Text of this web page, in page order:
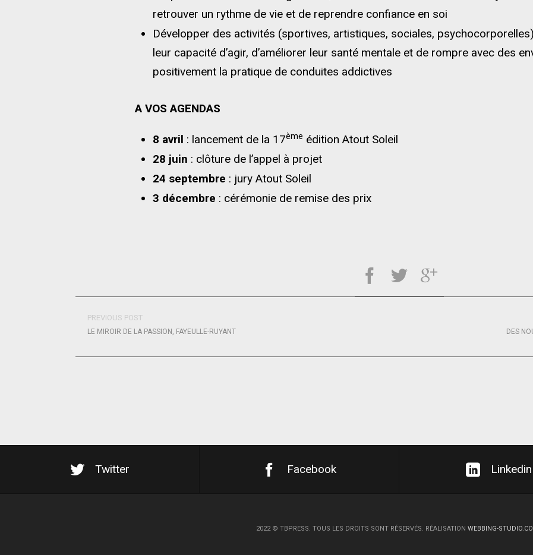
retrouver un rythme de vie et de reprendre confiance en soi
Développer des activités (sportives, artistiques, sociales,
leur capacité d’agir, d’améliorer leur santé mentale et de rompre avec des
positivement la pratique de conduites addictives
A VOS AGENDAS
8 avril : lancement de la 17ème édition Atout Soleil
28 juin : clôture de l’appel à projet
24 septembre : jury Atout Soleil
3 décembre : cérémonie de remise des prix
PREVIOUS POST
LE MIROIR DE LA PASSION, FAYEULLE-RUYANT DES
Twitter Facebook Linkedin
2022 © TBPRESS. TOUS LES DROITS SONT RÉSERVÉS. RÉALISATION WEBBING-